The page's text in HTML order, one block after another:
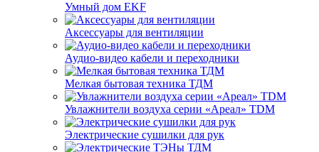
Умный дом EKF
Аксессуары для вентиляции
Аудио-видео кабели и переходники
Мелкая бытовая техника ТДМ
Увлажнители воздуха серии «Ареал» TDM
Электрические сушилки для рук